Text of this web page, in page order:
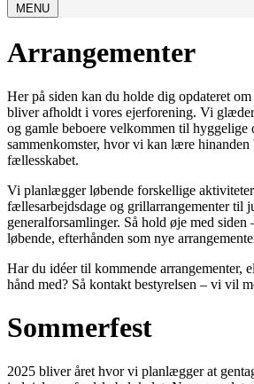
MENU
Arrangementer
Her på siden kan du holde dig opdateret om
bliver afholdt i vores ejerforening. Vi
og gamle beboere velkommen til hyggelige
sammenkomster, hvor vi kan lære hinanden
fællesskabet.
Vi planlægger løbende forskellige
fællesarbejdsdage og grillarrangementer til
generalforsamlinger. Så hold øje med siden
løbende, efterhånden som nye
Har du idéer til kommende arrangementer,
hånd med? Så kontakt bestyrelsen – vi vil
Sommerfest
2025 bliver året hvor vi planlægger at